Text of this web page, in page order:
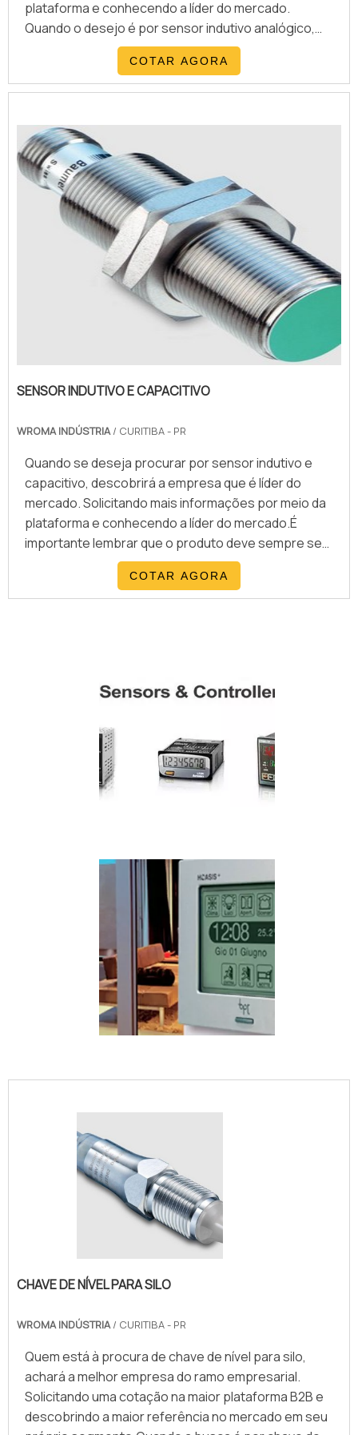
plataforma e conhecendo a líder do mercado.
Quando o desejo é por sensor indutivo analógico,
com a WRoma receberá proteção com
comprometimento com os resultados dos
clientes.DETALHES SOBRE SENSOR INDUTIVO
demonstrar competência e excelência em sua área
de...
COTAR AGORA
SENSOR INDUTIVO E CAPACITIVO
WROMA INDÚSTRIA/ CURITIBA - PR
Quando se deseja procurar por sensor indutivo e
capacitivo, descobrirá a empresa que é líder do
mercado. Solicitando mais informações por meio da
plataforma e conhecendo a líder do mercado.É
importante lembrar que o produto deve sempre ser
adquirido com empresas especializadas no
segmento. Esse tipo de cuidado ajuda a garantir a
qualidade e durabilidade dos materiais, além de evitar
COTAR AGORA
CHAVE DE NÍVEL PARA SILO
WROMA INDÚSTRIA/ CURITIBA - PR
Quem está à procura de chave de nível para silo,
achará a melhor empresa do ramo empresarial.
Solicitando uma cotação na maior plataforma B2B e
descobrindo a maior referência no mercado em seu